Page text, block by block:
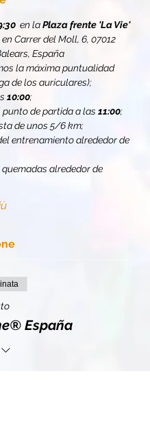
en la Plaza frente 'La Vie'
en Carrer del Moll, 6, 07012
España
la máxima puntualidad
de los auriculares);
10:00;
de partida a las 11:00;
de unos 5/6 km;
entrenamiento alrededor de
alrededor de
España